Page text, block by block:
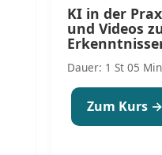
KI in der
und Videos
Dauer: 1 St 05
Zum Kurs →